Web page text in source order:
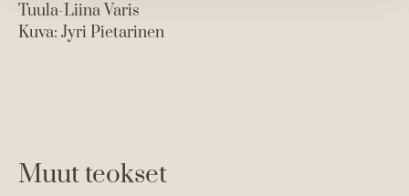
Tuula-Liina Varis
Kuva: Jyri Pietarinen
Muut teokset